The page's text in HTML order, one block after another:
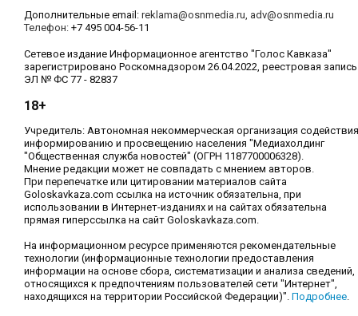
Дополнительные email: reklama@osnmedia.ru, adv@osnmedia.ru
Телефон: +7 495 004-56-11
Сетевое издание Информационное агентство "Голос Кавказа"
зарегистрировано Роскомнадзором 26.04.2022, реестровая запись
ЭЛ № ФС 77 - 82837
18+
Учредитель: Автономная некоммерческая организация содействия
информированию и просвещению населения "Медиахолдинг
"Общественная служба новостей" (ОГРН 1187700006328).
Мнение редакции может не совпадать с мнением авторов.
При перепечатке или цитировании материалов сайта
Goloskavkaza.com ссылка на источник обязательна, при
использовании в Интернет-изданиях и на сайтах обязательна
прямая гиперссылка на сайт Goloskavkaza.com.
На информационном ресурсе применяются рекомендательные
технологии (информационные технологии предоставления
информации на основе сбора, систематизации и анализа сведений,
относящихся к предпочтениям пользователей сети "Интернет",
находящихся на территории Российской Федерации)". Подробнее.